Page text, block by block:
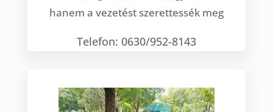
hanem a vezetést szerettessék meg
Telefon: 0630/952-8143